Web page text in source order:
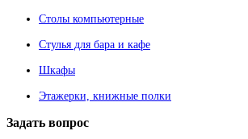
Столы компьютерные
Стулья для бара и кафе
Шкафы
Этажерки, книжные полки
Задать вопрос